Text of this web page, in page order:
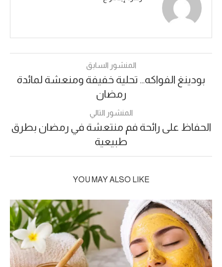
المنشور السابق
بودينغ الفواكه… تحلية خفيفة ومنعشة لمائدة
رمضان
المنشور التالي
الحفاظ على رائحة فم منتعشة في رمضان بطرق
طبيعية
YOU MAY ALSO LIKE